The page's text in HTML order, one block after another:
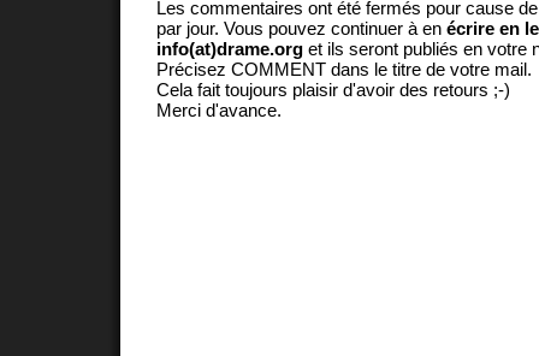
Les commentaires ont été fermés pour cause
par jour. Vous pouvez continuer à en écrire en
info(at)drame.org et ils seront publiés en votre
Précisez COMMENT dans le titre de votre mail.
Cela fait toujours plaisir d'avoir des retours ;-)
Merci d'avance.